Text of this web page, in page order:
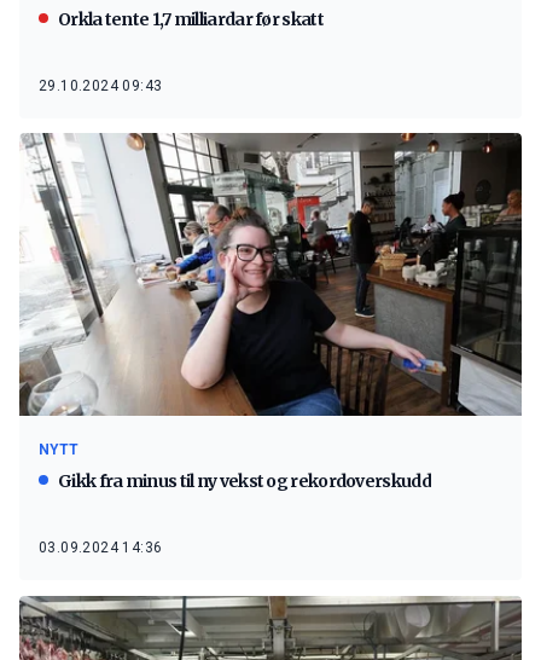
Orkla tente 1,7 milliardar før skatt
29.10.2024 09:43
NYTT
Gikk fra minus til ny vekst og rekordoverskudd
03.09.2024 14:36